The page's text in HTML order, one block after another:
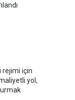
rejimi için
yol,